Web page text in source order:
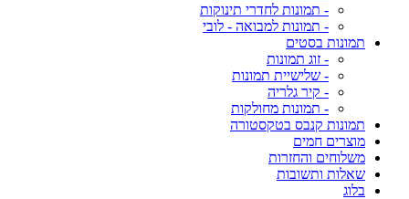
- תמונות לחדרי תינוקות
- תמונות למבואה - לובי
תמונות בסטים
- זוג תמונות
- שלישיית תמונות
- קיר גלריה
- תמונות מחולקות
תמונות קנבס בטקסטורה
מוצרים חמים
משלוחים והחזרות
שאלות ותשובות
בלוג